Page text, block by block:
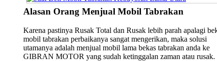
Alasan Orang Menjual Mobil Tabrakan
Karena pastinya Rusak Total dan Rusak lebih parah apalagi
mobil tabrakan perbaikanya sangat mengerikan, maka solusi
utamanya adalah menjual mobil lama bekas tabrakan anda ke
GIBRAN MOTOR yang sudah ketinggalan zaman atau rusak.